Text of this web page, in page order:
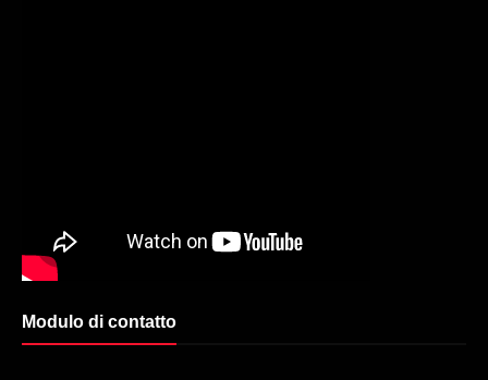
Modulo di contatto